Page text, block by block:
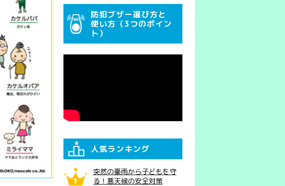
防犯ブザー選び方と
使い方（3つのポイン
ト）
人気ランキング
突然の豪雨から子どもを守
る！悪天候の安全対策